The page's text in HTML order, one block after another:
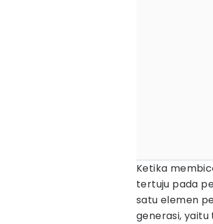
Ketika
tertuju pada
satu elemen
generasi,